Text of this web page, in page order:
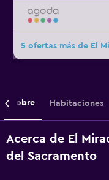
5 ofertas más de El
Sobre Habitaciones
Acerca de El
del Sacramento